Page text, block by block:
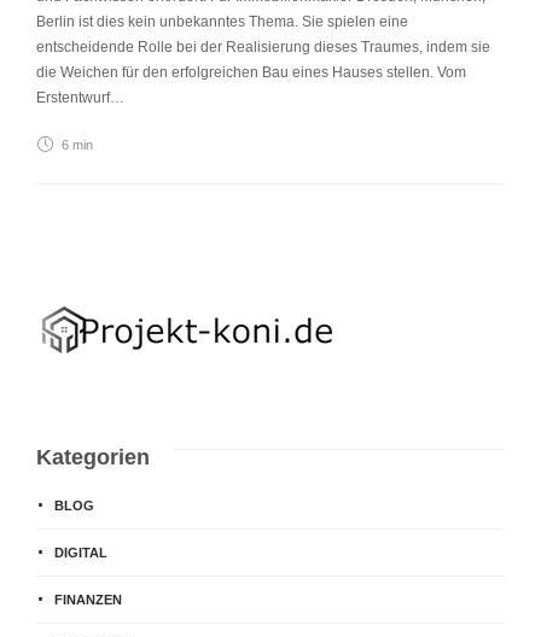
Berlin ist dies kein unbekanntes Thema. Sie spielen eine
entscheidende Rolle bei der Realisierung dieses Traumes, indem sie
die Weichen für den erfolgreichen Bau eines Hauses stellen. Vom
Erstentwurf…
6 min
Kategorien
BLOG
DIGITAL
FINANZEN